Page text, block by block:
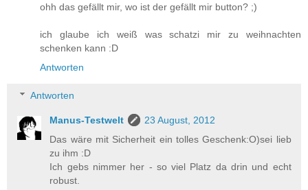
ohh das gefällt mir, wo ist der gefällt mir button? ;)
ich glaube ich weiß was schatzi mir zu weihnachten
schenken kann :D
Antworten
Antworten
Manus-Testwelt
23 August, 2012
Das wäre mit Sicherheit ein tolles Geschenk:O)sei lieb
zu ihm :D
Ich gebs nimmer her - so viel Platz da drin und echt
robust.